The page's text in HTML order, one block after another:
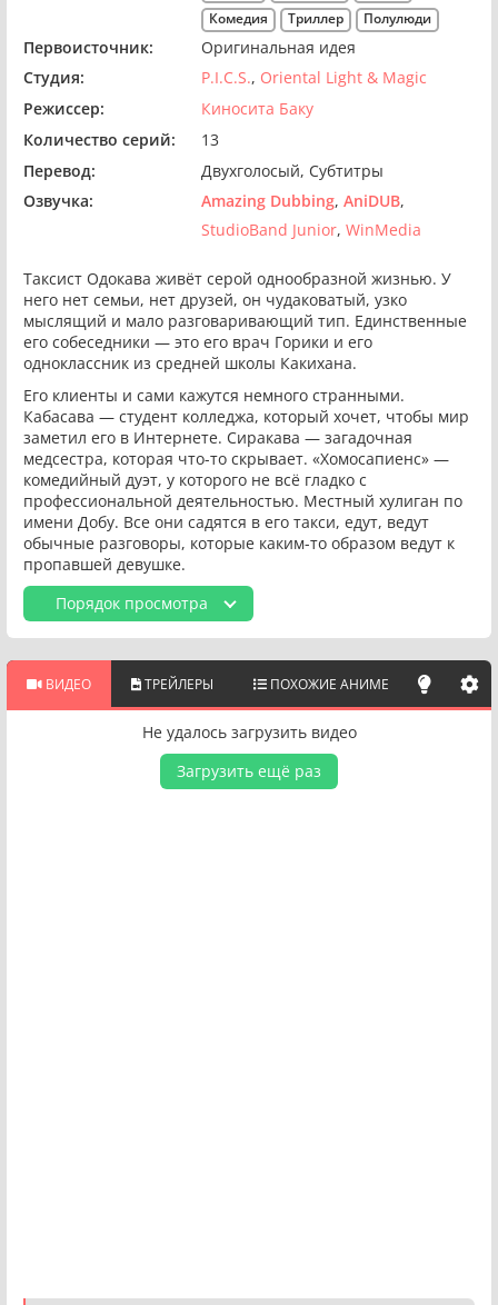
Комедия
Триллер Полулюди
Первоисточник:
Оригинальная идея
Студия:
P.I.C.S. Oriental Light & Magic
Режиссер:
Киносита Баку
Количество серий:
13
Перевод:
Двухголосый Субтитры
Озвучка:
Amazing Dubbing AniDUB
StudioBand Junior WinMedia
Таксист Одокава живёт серой однообразной жизнью. У
него нет семьи, нет друзей, он чудаковатый, узко
мыслящий и мало разговаривающий тип. Единственные
его собеседники — это его врач Горики и его
одноклассник из средней школы Какихана.
Его клиенты и сами кажутся немного странными.
Кабасава — студент колледжа, который хочет, чтобы мир
заметил его в Интернете. Сиракава — загадочная
медсестра, которая что-то скрывает. «Хомосапиенс» —
комедийный дуэт, у которого не всё гладко с
профессиональной деятельностью. Местный хулиган по
имени Добу. Все они садятся в его такси, едут, ведут
обычные разговоры, которые каким-то образом ведут к
пропавшей девушке.
Порядок просмотра
ВИДЕО ТРЕЙЛЕРЫ ПОХОЖИЕ АНИМЕ
Не удалось загрузить видео
Загрузить ещё раз